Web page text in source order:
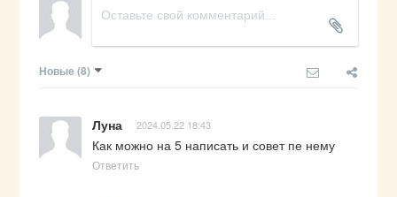
Новые (8)
Луна 2024.05.22 18:43
Как можно на 5 написать и совет пе нему
Ответить